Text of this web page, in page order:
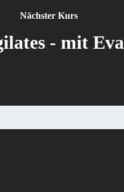
Nächster Kurs
- mit Eva